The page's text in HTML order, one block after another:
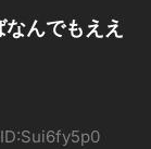
んでもええ